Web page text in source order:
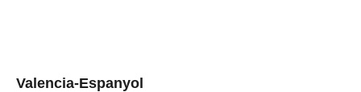
Valencia-Espanyol